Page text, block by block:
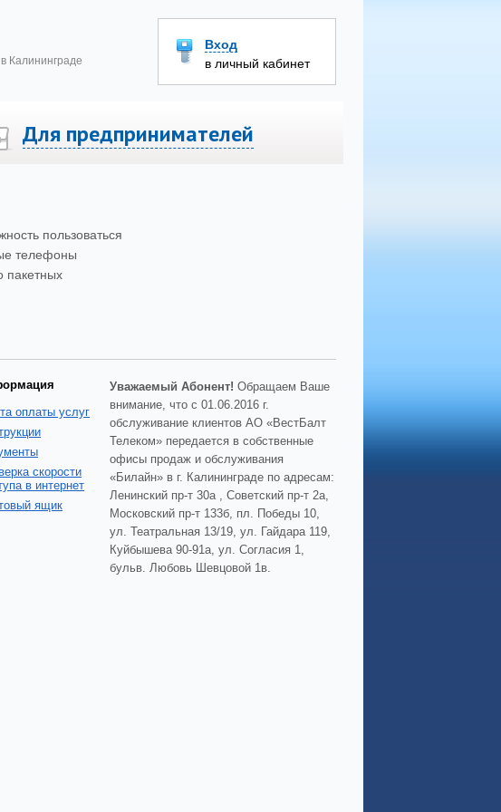
Калининграде
Вход
в личный кабинет
Для предпринимателей
Заявка на подключение
пользоваться
телефоны
пакетных
оплаты услуг
скорости
в интернет
ящик
Уважаемый Абонент! Обращаем Ваше
внимание, что с 01.06.2016 г.
обслуживание клиентов АО «ВестБалт
Телеком» передается в собственные
офисы продаж и обслуживания
«Билайн» в г. Калининграде по адресам:
Ленинский пр-т 30а , Советский пр-т 2а,
Московский пр-т 133б, пл. Победы 10,
ул. Театральная 13/19, ул. Гайдара 119,
Куйбышева 90-91а, ул. Согласия 1,
бульв. Любовь Шевцовой 1в.